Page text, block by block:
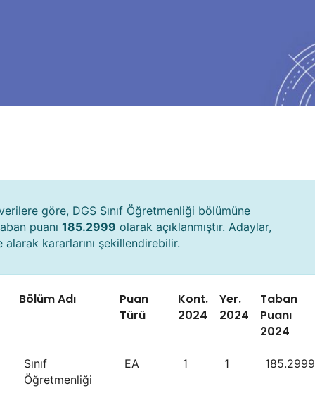
göre, DGS Sınıf Öğretmenliği bölümüne
puanı 185.2999 olarak açıklanmıştır. Adaylar,
kararlarını şekillendirebilir.
Bölüm Adı
Puan
Türü
Kont.
2024
Yer.
2024
Taban
Puanı
2024
Sınıf
Öğretmenliği
EA 1 1 185.2999